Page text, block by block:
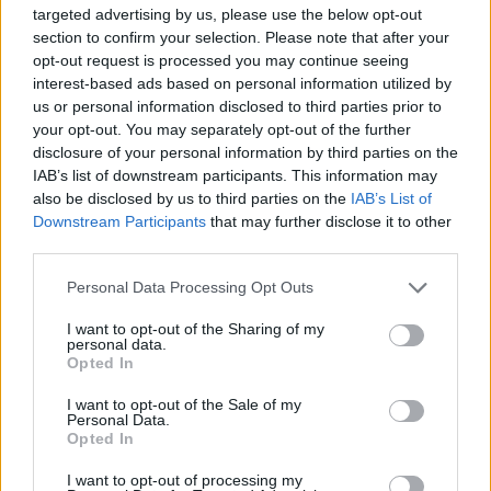
targeted advertising by us, please use the below opt-out
section to confirm your selection. Please note that after your
opt-out request is processed you may continue seeing
interest-based ads based on personal information utilized by
us or personal information disclosed to third parties prior to
your opt-out. You may separately opt-out of the further
disclosure of your personal information by third parties on the
IAB’s list of downstream participants. This information may
also be disclosed by us to third parties on the IAB’s List of
Downstream Participants that may further disclose it to other
Personal Data Processing Opt Outs
I want to opt-out of the Sharing of my
personal data.
Opted In
I want to opt-out of the Sale of my
Personal Data.
Opted In
I want to opt-out of processing my
siguron telefonin zyrtar të
Anthony Fauci-t
organizata me tre degë
vepronte në Spanjë dhe
Ekuador! Njëra e lidhur me
shqiptarët në Dubai
Hetimi për transparencën
gjatë Covid-19,
nënkomisioni i Senatit
siguron kopjen e telefonit
Video/ Trump ndalon
vogëlushin në skenë para
se të rrëzohet dhe
thumbon Biden: Nuk dua
të bëhet si ai
urgjent me mbrojtje ajrore
Athinë, 27-vjeçari mohon